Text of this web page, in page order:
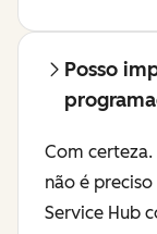
Posso
Com certeza.
não é
Service Hub